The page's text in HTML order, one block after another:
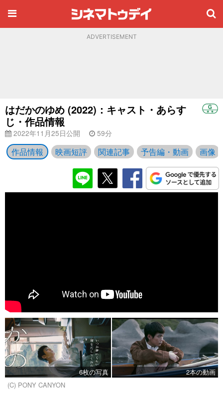
ADVERTISEMENT
はだかのゆめ (2022)：キャスト・あらす
じ・作品情報
2022年11月25日公開 59分
作品情報 映画短評 関連記事 予告編・動画 画像
6枚の写真
2本の動画
(C) PONY CANYON